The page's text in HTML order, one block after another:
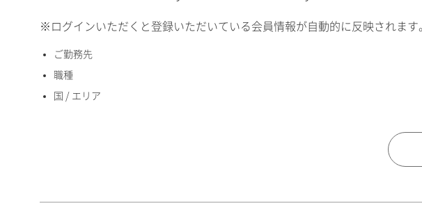
国 / エリア
都道府県（勤務先）
※ログインいただくと登録いただいている会員情報が自動的に反映されます
ご勤務先
職種
国 / エリア